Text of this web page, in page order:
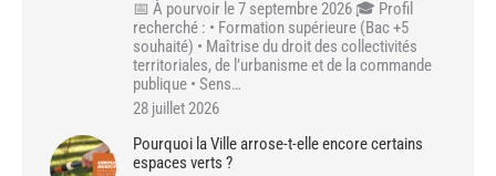
📅 À pourvoir le 7 septembre 2026 🎓 Profil
recherché : • Formation supérieure (Bac +5
souhaité) • Maîtrise du droit des collectivités
territoriales, de l’urbanisme et de la commande
publique • Sens…
28 juillet 2026
Pourquoi la Ville arrose-t-elle encore certains
espaces verts ?